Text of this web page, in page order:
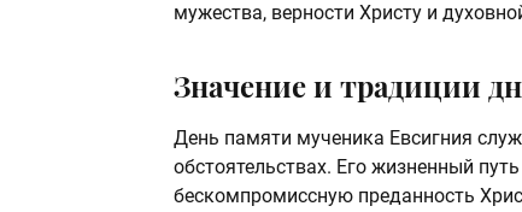
мужества, верности Христу и
Значение и традиции
День памяти мученика Евсигния
обстоятельствах. Его жизненный
бескомпромиссную преданность